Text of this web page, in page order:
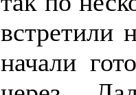
встретили
начали